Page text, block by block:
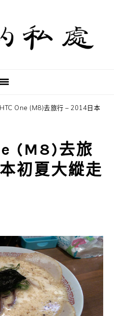
One (M8)去旅行 – 2014日本
(M8)去旅
初夏大縱走